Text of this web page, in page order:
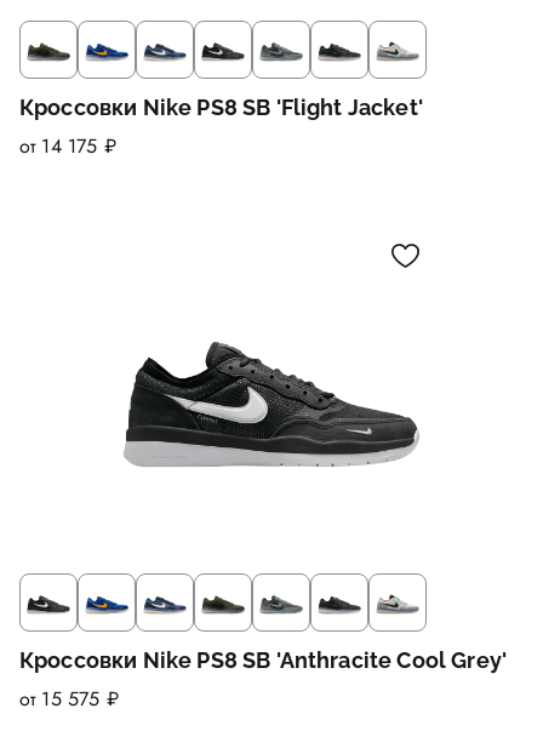
Кроссовки Nike PS8 SB 'Flight Jacket'
от 14 175 ₽
Кроссовки Nike PS8 SB 'Anthracite Cool Grey'
от 15 575 ₽